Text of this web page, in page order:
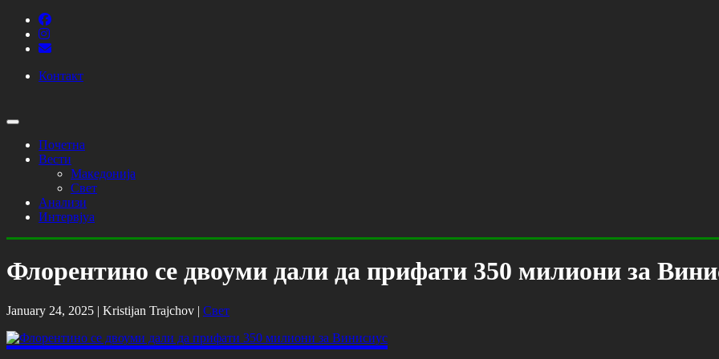
Контакт
Почетна
Вести
Македонија
Свет
Анализи
Интервјуа
Флорентино се двоуми дали да прифати 350 милиони за
January 24, 2025 | Kristijan Trajchov | Свет